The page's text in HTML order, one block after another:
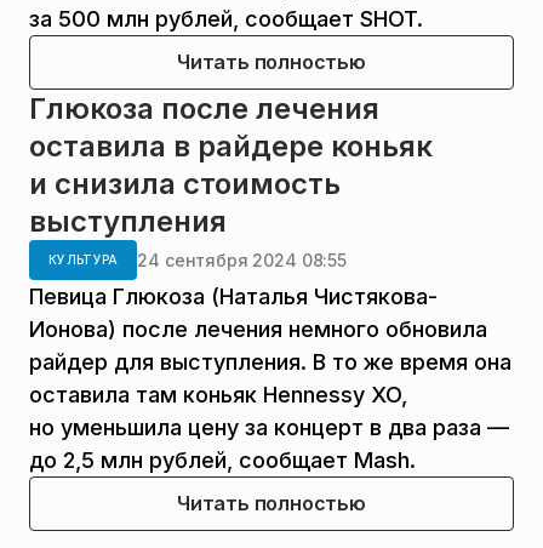
за 500 млн рублей, сообщает SHOT.
Читать полностью
Глюкоза после лечения
оставила в райдере коньяк
и снизила стоимость
выступления
КУЛЬТУРА 24 сентября 2024 08:55
Певица Глюкоза (Наталья Чистякова-
Ионова) после лечения немного обновила
райдер для выступления. В то же время она
оставила там коньяк Hennessy XO,
но уменьшила цену за концерт в два раза —
до 2,5 млн рублей, сообщает Mash.
Читать полностью